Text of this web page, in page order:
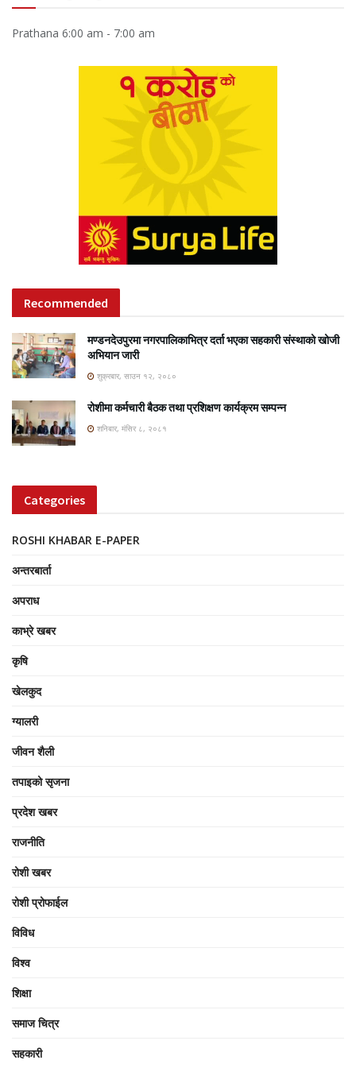
Prathana 6:00 am - 7:00 am
Recommended
मण्डनदेउपुरमा नगरपालिकाभित्र दर्ता भएका सहकारी संस्थाको खोजी
अभियान जारी
शुक्रबार, साउन १२, २०८०
रोशीमा कर्मचारी बैठक तथा प्रशिक्षण कार्यक्रम सम्पन्न
शनिबार, मंसिर ८, २०८१
Categories
ROSHI KHABAR E-PAPER
अन्तरबार्ता
अपराध
काभ्रे खबर
कृषि
खेलकुद
ग्यालरी
जीवन शैली
तपाइको सृजना
प्रदेश खबर
राजनीति
रोशी खबर
रोशी प्रोफाईल
विविध
विश्व
शिक्षा
समाज चित्र
सहकारी